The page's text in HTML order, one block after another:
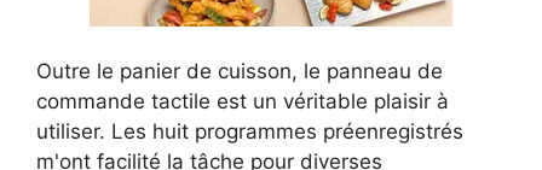
Outre le panier de cuisson, le panneau de
commande tactile est un véritable plaisir à
utiliser. Les huit programmes préenregistrés
m'ont facilité la tâche pour diverses